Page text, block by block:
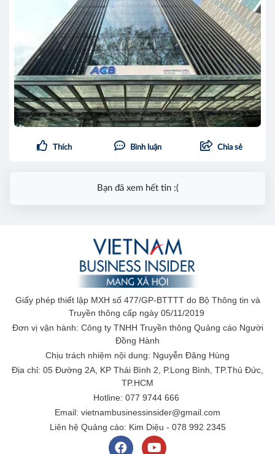
Thích Bình luận Chia sẻ
Bạn đã xem hết tin :(
Giấy phép thiết lập MXH số 477/GP-BTTTT do Bộ Thông tin và
Truyền thông cấp ngày 05/11/2019
Đơn vị vận hành: Công ty TNHH Truyền thông Quảng cáo Người
Đồng Hành
Chịu trách nhiệm nội dung: Nguyễn Đăng Hùng
Địa chỉ: 05 Đường 2A, KP Thái Bình 2, P.Long Bình, TP.Thủ Đức,
TP.HCM
Hotline: 077 9744 666
Email: vietnambusinessinsider@gmail.com
Liên hệ Quảng cáo: Kim Diệu - 078 992 2345